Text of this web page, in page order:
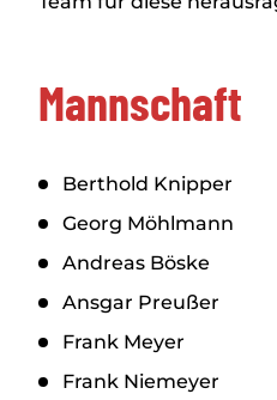
Mannschaft
Berthold Knipper
Georg Möhlmann
Andreas Böske
Ansgar Preußer
Frank Meyer
Frank Niemeyer